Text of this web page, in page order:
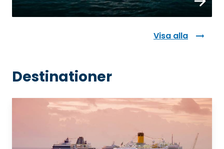
Boka
Visa alla
Destinationer